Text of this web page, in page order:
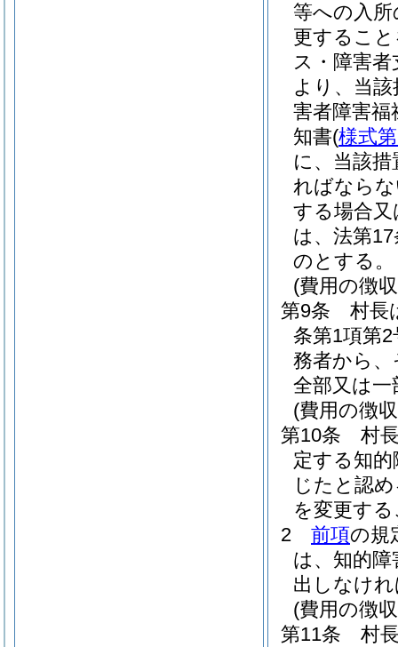
等への入
更するこ
ス・障害
より、当
害者障害福
知書(様式
に、当該
ればなら
する場合
は、法第
のとする。
(費用の徴
第9条
村長
条第1項第
務者から
全部又は
(費用の徴
第10条
村
定する知
じたと認
を変更す
2
前項の規
は、知的障
出しなけ
(費用の徴
第11条
村